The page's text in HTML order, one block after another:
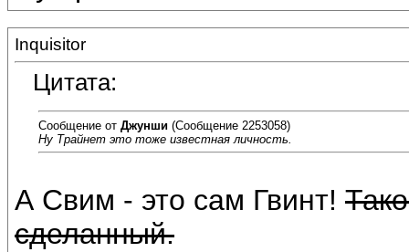
Inquisitor
Цитата:
Сообщение от Джунши (Сообщение 2253058)
Ну Трайнет это тоже известная личность.
А Свим - это сам Гвинт!
сделанный.